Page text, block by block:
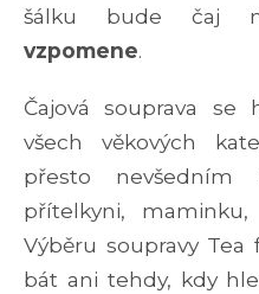
šálku bude čaj
vzpomene.
Čajová souprava
všech věkových
přesto nevšedním
přítelkyni,
Výběru soupravy
bát ani tehdy, kdy